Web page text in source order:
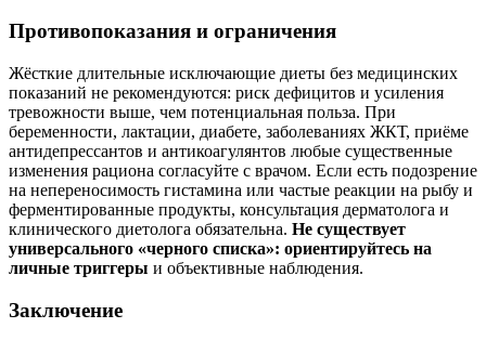
Противопоказания и ограничения
Жёсткие длительные исключающие диеты без медицинских
показаний не рекомендуются: риск дефицитов и усиления
тревожности выше, чем потенциальная польза. При
беременности, лактации, диабете, заболеваниях ЖКТ, приёмe
антидепрессантов и антикоагулянтов любые существенные
изменения рациона согласуйте с врачом. Если есть подозрение
на непереносимость гистамина или частые реакции на рыбу и
ферментированные продукты, консультация дерматолога и
клинического диетолога обязательна. Не существует
универсального «черного списка»: ориентируйтесь на
личные триггеры и объективные наблюдения.
Заключение